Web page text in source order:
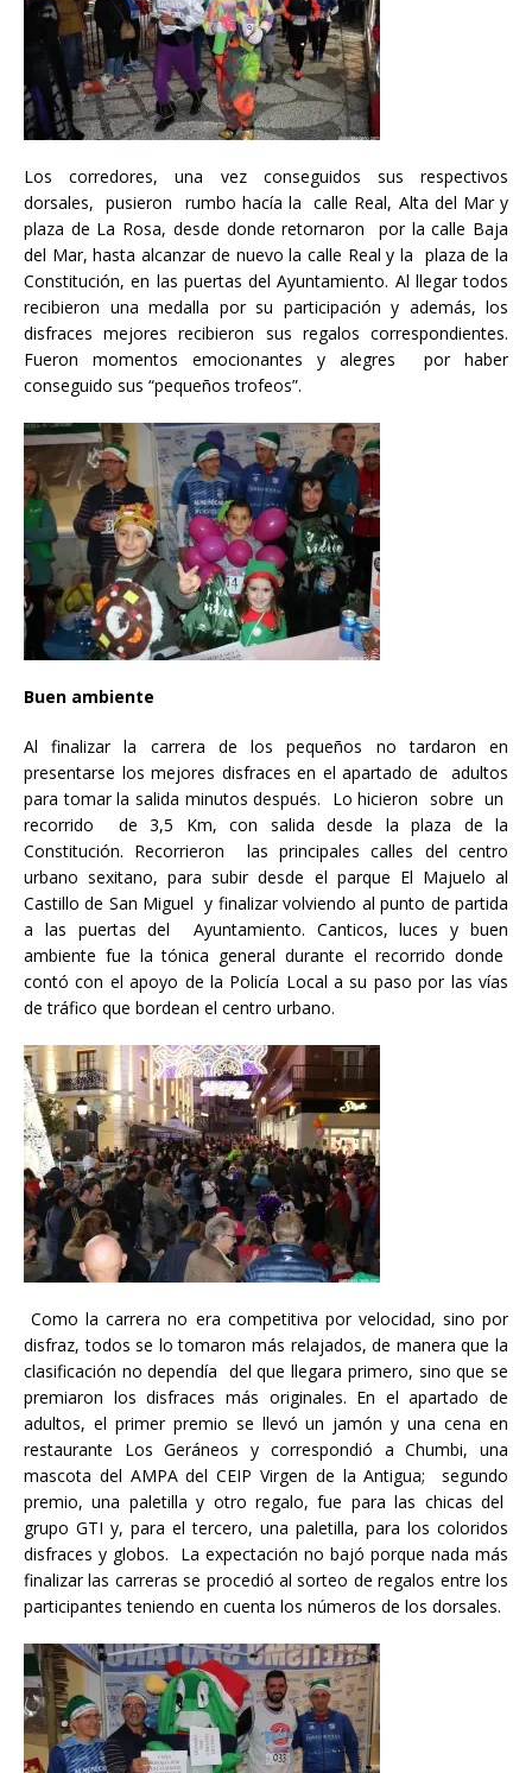
Los corredores, una vez conseguidos sus respectivos
dorsales, pusieron rumbo hacía la calle Real, Alta del Mar y
plaza de La Rosa, desde donde retornaron por la calle Baja
del Mar, hasta alcanzar de nuevo la calle Real y la plaza de la
Constitución, en las puertas del Ayuntamiento. Al llegar todos
recibieron una medalla por su participación y además, los
disfraces mejores recibieron sus regalos correspondientes.
Fueron momentos emocionantes y alegres por haber
conseguido sus “pequeños trofeos”.
Buen ambiente
Al finalizar la carrera de los pequeños no tardaron en
presentarse los mejores disfraces en el apartado de adultos
para tomar la salida minutos después. Lo hicieron sobre un
recorrido de 3,5 Km, con salida desde la plaza de la
Constitución. Recorrieron las principales calles del centro
urbano sexitano, para subir desde el parque El Majuelo al
Castillo de San Miguel y finalizar volviendo al punto de partida
a las puertas del Ayuntamiento. Canticos, luces y buen
ambiente fue la tónica general durante el recorrido donde
contó con el apoyo de la Policía Local a su paso por las vías
de tráfico que bordean el centro urbano.
Como la carrera no era competitiva por velocidad, sino por
disfraz, todos se lo tomaron más relajados, de manera que la
clasificación no dependía del que llegara primero, sino que se
premiaron los disfraces más originales. En el apartado de
adultos, el primer premio se llevó un jamón y una cena en
restaurante Los Geráneos y correspondió a Chumbi, una
mascota del AMPA del CEIP Virgen de la Antigua; segundo
premio, una paletilla y otro regalo, fue para las chicas del
grupo GTI y, para el tercero, una paletilla, para los coloridos
disfraces y globos. La expectación no bajó porque nada más
finalizar las carreras se procedió al sorteo de regalos entre los
participantes teniendo en cuenta los números de los dorsales.